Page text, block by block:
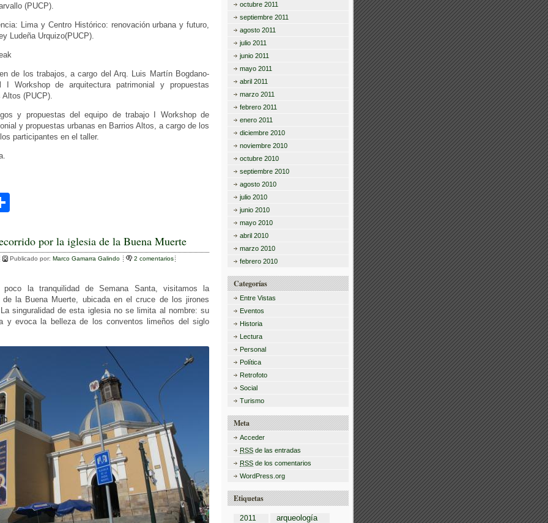
(PUCP).
Lima y Centro Histórico: renovación urbana y futu­ro,
Ludeña Urquizo(PUCP).
de los trabajos, a cargo del Arq. Luis Martín Bogdano­
I Workshop de arquitectura patrimonial y pro­puestas
Altos (PUCP).
y propuestas del equipo de trabajo I Workshop de
y propuestas urbanas en Barrios Altos, a cargo de los
participantes en el taller.
m
p
tir
por la iglesia de la Buena Muerte
Publicado por: Marco Gamarra Galindo
2 comentarios
poco la tranquilidad de Semana Santa, visitamos la
de la Buena Muerte, ubicada en el cruce de los jirones
singuralidad de esta iglesia no se limita al nombre: su
y evoca la belleza de los conventos limeños del siglo
octubre 2011
septiembre 2011
agosto 2011
julio 2011
junio 2011
mayo 2011
abril 2011
marzo 2011
febrero 2011
enero 2011
diciembre 2010
noviembre 2010
octubre 2010
septiembre 2010
agosto 2010
julio 2010
junio 2010
mayo 2010
abril 2010
marzo 2010
febrero 2010
Categorías
Entre Vistas
Eventos
Historia
Lectura
Personal
Política
Retrofoto
Social
Turismo
Meta
Acceder
RSS de las entradas
RSS de los comentarios
WordPress.org
Etiquetas
2011 arqueología